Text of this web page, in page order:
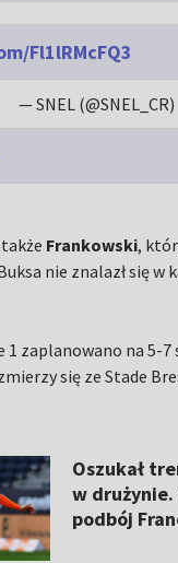
Fl1lRMcFQ3
— SNEL (@SNEL_CR)
Frankowski,
nie znalazł się w
1 zaplanowano na 5-7
się ze Stade
Oszukał
w drużynie.
podbój